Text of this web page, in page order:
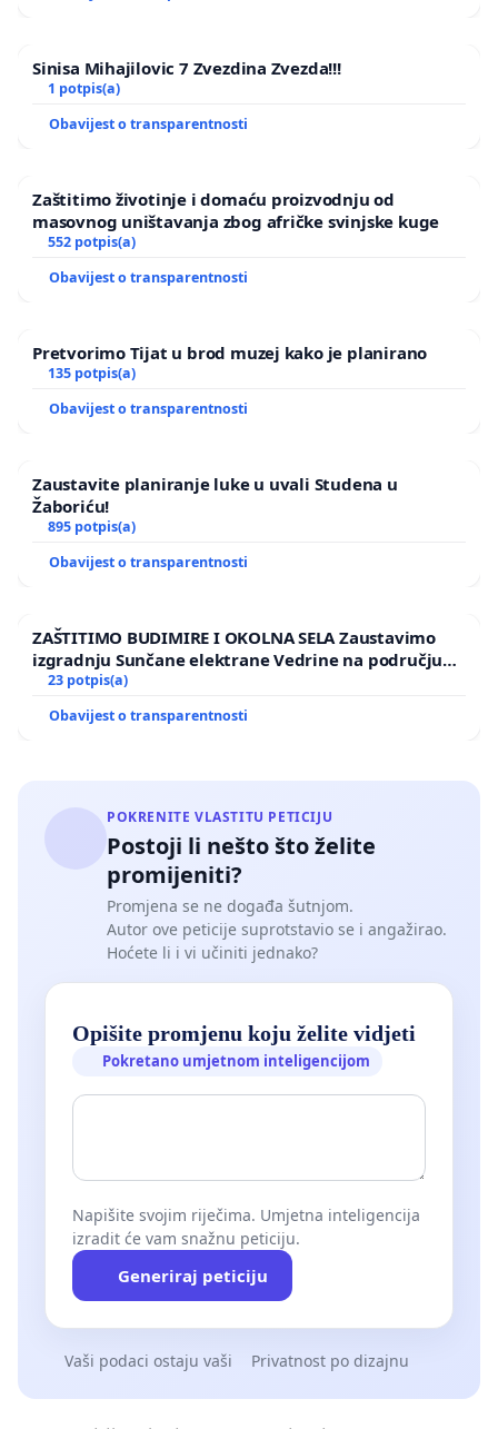
Sinisa Mihajilovic 7 Zvezdina Zvezda!!!
1 potpis(a)
Obavijest o transparentnosti
Zaštitimo životinje i domaću proizvodnju od
masovnog uništavanja zbog afričke svinjske kuge
552 potpis(a)
Obavijest o transparentnosti
Pretvorimo Tijat u brod muzej kako je planirano
135 potpis(a)
Obavijest o transparentnosti
Zaustavite planiranje luke u uvali Studena u
Žaboriću!
895 potpis(a)
Obavijest o transparentnosti
ZAŠTITIMO BUDIMIRE I OKOLNA SELA Zaustavimo
izgradnju Sunčane elektrane Vedrine na području
Ugljana
23 potpis(a)
Obavijest o transparentnosti
POKRENITE VLASTITU PETICIJU
Postoji li nešto što želite
promijeniti?
Promjena se ne događa šutnjom.
Autor ove peticije suprotstavio se i angažirao.
Hoćete li i vi učiniti jednako?
Opišite promjenu koju želite vidjeti
Pokretano umjetnom inteligencijom
Napišite svojim riječima. Umjetna inteligencija
izradit će vam snažnu peticiju.
Generiraj peticiju
Vaši podaci ostaju vaši Privatnost po dizajnu